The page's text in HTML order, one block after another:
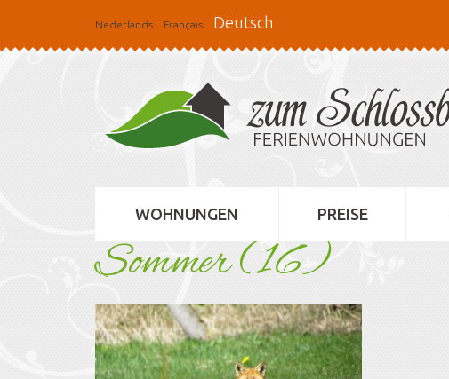
Nederlands Français Deutsch
WOHNUNGEN PREISE
Sommer (16)